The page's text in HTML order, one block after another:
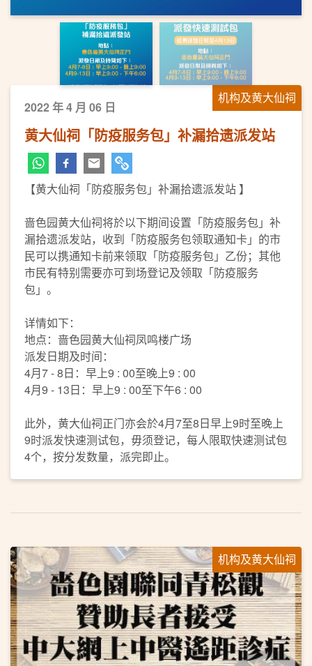
机构及黄大仙祠
2022 年 4 月 06 日
黄大仙祠「防疫服务包」补漏拾遗派发站
【黄大仙祠「防疫服务包」补漏拾遗派发站 】
啬色园黄大仙祠将於以下期间设置「防疫服务包」补
漏拾遗派发站，收到「防疫服务包领取通知卡」的市
民可以携通知卡前来领取「防疫服务包」乙份；其他
市民有特别需要亦可到场登记及领取「防疫服务
包」。
详情如下：
地点：啬色园黄大仙祠凤鸣楼广场
派发日期及时间：
4月7 - 8日：早上9 : 00至晚上9 : 00
4月9 - 13日：早上9 : 00至下午6 : 00
此外，黄大仙祠正门亦会於4月7至8日早上9时至晚上
9时派发快速测试包，毋须登记，每人限取快速测试包
4个，按分发数量，派完即止。
机构及黄大仙祠